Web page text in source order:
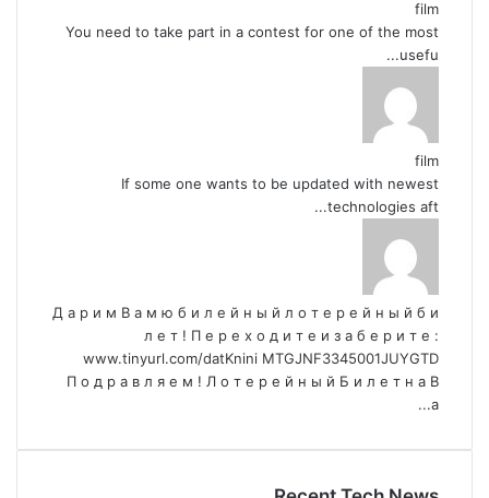
film
You need to take part in a contest for one of the most
usefu...
film
If some one wants to be updated with newest
technologies aft...
Д а р и м В а м ю б и л е й н ы й л о т е р е й н ы й б и
л е т ! П е р е х о д и т е и з а б е р и т е :
www.tinyurl.com/datKnini MTGJNF3345001JUYGTD
П о д р а в л я е м ! Л о т е р е й н ы й Б и л е т н а В
а...